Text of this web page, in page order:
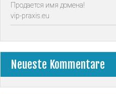
Продается имя домена!
vip-praxis.eu
Neueste Kommentare